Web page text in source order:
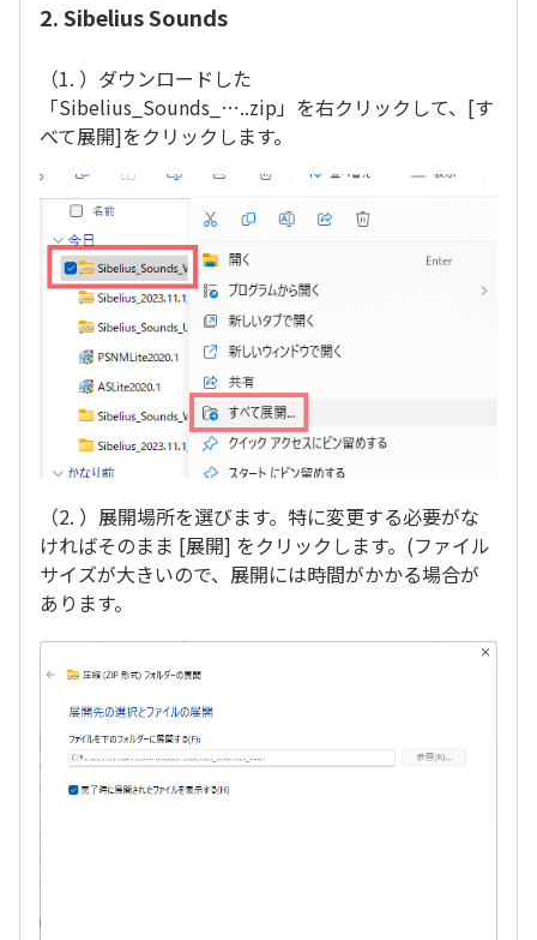
2. Sibelius Sounds
（1. ）ダウンロードした
「Sibelius_Sounds_…..zip」を右クリックして、[す
べて展開]をクリックします。
（2. ）展開場所を選びます。特に変更する必要がな
ければそのまま [展開] をクリックします。(ファイル
サイズが大きいので、展開には時間がかかる場合が
あります。